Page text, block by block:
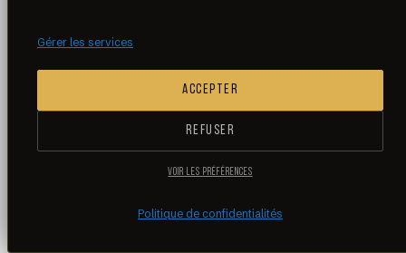
Gérer les services
ACCEPTER
REFUSER
VOIR LES PRÉFÉRENCES
Politique de confidentialités